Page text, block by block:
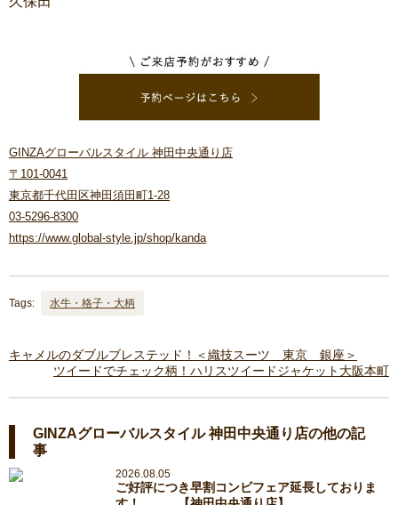
GINZAグローバルスタイル 神田中央通り店
〒101-0041
東京都千代田区神田須田町1-28
03-5296-8300
https://www.global-style.jp/shop/kanda
Tags: 水牛・格子・大柄
キャメルのダブルブレステッド！＜織技スーツ 東京 銀座＞
ツイードでチェック柄！ハリスツイードジャケット大阪本町
GINZAグローバルスタイル 神田中央通り店の他の記
事
2026.08.05
ご好評につき早割コンビフェア延長しておりま